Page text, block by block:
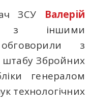
ЗСУ
Валерій
з іншими
з
Збройних
генералом
технологічних